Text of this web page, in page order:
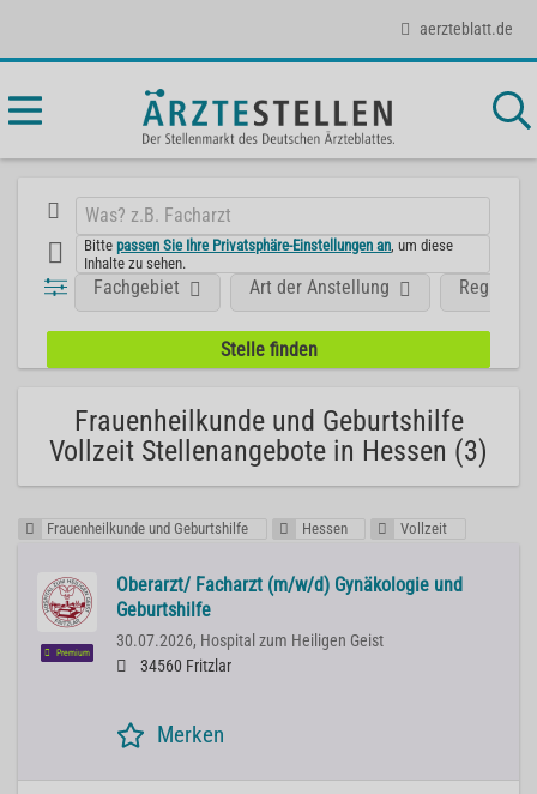
aerzteblatt.de
Bittepassen Sie Ihre Privatsphäre-Einstellungen an , um diese
Inhalte zu sehen.
Fachgebiet Art der Anstellung Region
Frauenheilkunde und Geburtshilfe
Vollzeit Stellenangebote in Hessen (3)
Frauenheilkunde und Geburtshilfe Hessen Vollzeit
Premium
Oberarzt/ Facharzt (m/w/d) Gynäkologie und
Geburtshilfe
30.07.2026, Hospital zum Heiligen Geist
34560 Fritzlar
Merken